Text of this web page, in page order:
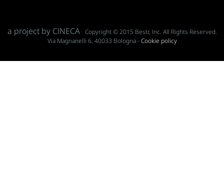
a project by CINECA Copyright © 2015 Bestr, Inc. All Rights Reserved.
Via Magnanelli 6, 40033 Bologna -Cookie policy